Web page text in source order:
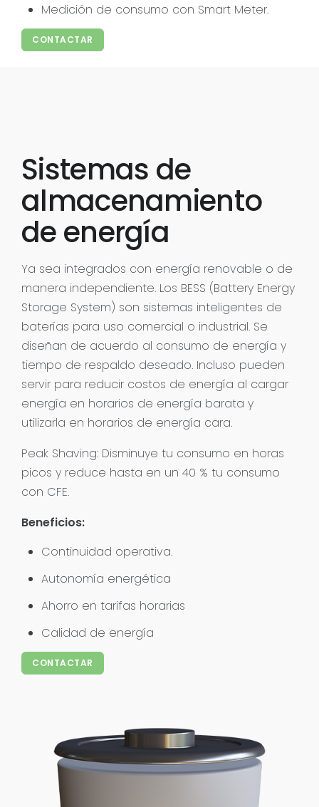
Medición de consumo con Smart Meter.
CONTACTAR
Sistemas de
almacenamiento
de energía
Ya sea integrados con energía renovable o de
manera independiente. Los BESS (Battery Energy
Storage System) son sistemas inteligentes de
baterías para uso comercial o industrial. Se
diseñan de acuerdo al consumo de energía y
tiempo de respaldo deseado. Incluso pueden
servir para reducir costos de energía al cargar
energía en horarios de energía barata y
utilizarla en horarios de energía cara.
Peak Shaving: Disminuye tu consumo en horas
picos y reduce hasta en un 40 % tu consumo
con CFE.
Beneficios:
Continuidad operativa.
Autonomía energética
Ahorro en tarifas horarias
Calidad de energía
CONTACTAR